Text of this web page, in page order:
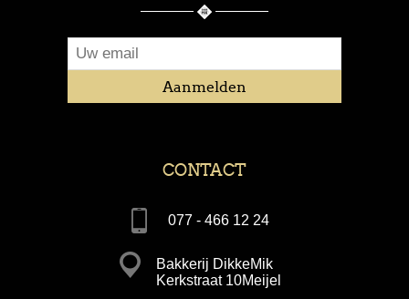
CONTACT
077 - 466 12 24
Bakkerij DikkeMik
Kerkstraat 10Meijel